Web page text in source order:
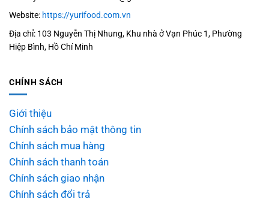
Website: https://yurifood.com.vn
Địa chỉ: 103 Nguyễn Thị Nhung, Khu nhà ở Vạn Phúc 1, Phường
Hiệp Bình, Hồ Chí Minh
CHÍNH SÁCH
Giới thiệu
Chính sách bảo mật thông tin
Chính sách mua hàng
Chính sách thanh toán
Chính sách giao nhận
Chính sách đổi trả